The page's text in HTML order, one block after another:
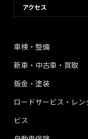
アクセス
車検・整備
新車・中古車・買取
鈑金・塗装
ロードサービス・レン
ビス